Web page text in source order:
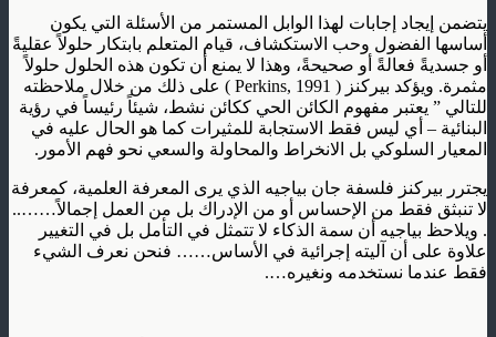
يتضمن إيجاد إجابات لهذا الوابل المستمر من الأسئلة التي يكون
أساسها الفضول وحب الاستكشاف، قيام المتعلم بابتكار حلولاً عقليةً
أو جسديةً فعالةً أو صحيحةً، وهذا لا يمنع أن تكون هذه الحلول حلولاً
مثمرة. ويؤكد بيركنز ( Perkins, 1991 ) على ذلك من خلال ملاحظته
للتالي ” يعتبر مفهوم الكائن الحي ككائن نشط، شيئاً رئيساً في رؤية
البنائية – أي ليس فقط الاستجابة للمثيرات كما هو الحال عليه في
المعيار السلوكي بل الانخراط والمحاولة والسعي نحو فهم الأمور.
يجترر بيركنز فلسفة جان بياجيه الذي يرى المعرفة العلمية، كمعرفة
لا تنبثق فقط من الإحساس أو من الإدراك بل من العمل إجمالاً……..
. ويلاحظ بياجيه أن سمة الذكاء لا تتمثل في التأمل بل في التغيير
علاوة على أن آليته إجرائية في الأساس…… فنحن نعرف الشيء
فقط عندما نستخدمه ونغيره….